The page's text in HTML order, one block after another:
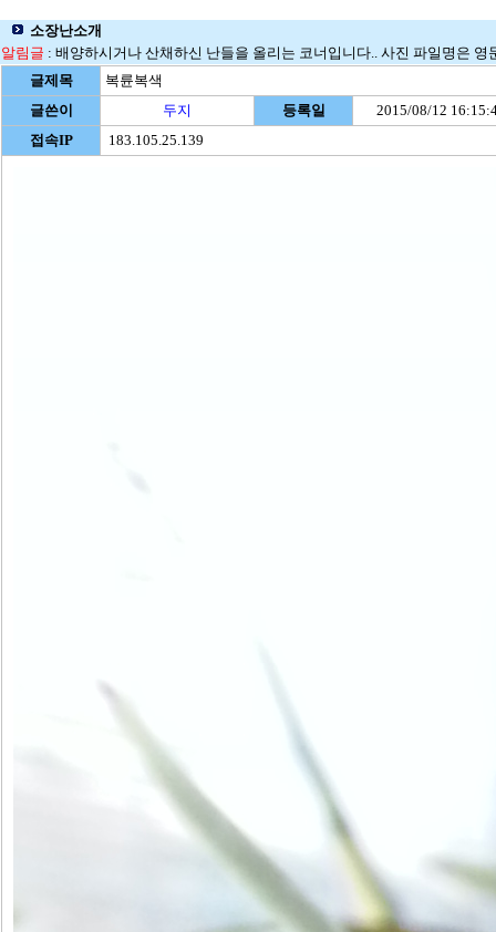
소장난소개
알림글 : 배양하시거나 산채하신 난들을 올리는 코너입니다.. 사진 파일명은
글제목
복륜복색
글쓴이
두지 등록일
2015/08/12
접속IP
183.105.25.139